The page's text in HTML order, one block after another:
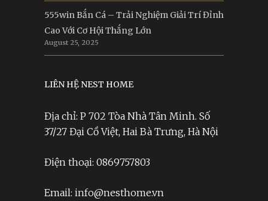
555win Bắn Cá – Trải Nghiệm Giải Trí Đỉnh
Cao Với Cơ Hội Thắng Lớn
August 25, 2025
LIÊN HỆ NEST HOME
Địa chỉ: P 702 Tòa Nhà Tân Minh. Số
37/27 Đại Cồ Việt, Hai Bà Trưng, Hà Nội
Điện thoại: 0869757803
Email: info@nesthome.vn